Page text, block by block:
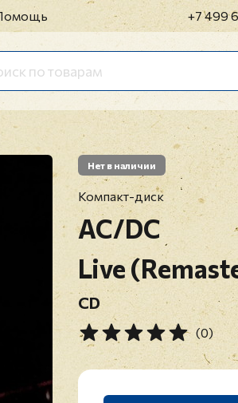
+7 499
Нет в наличии
Компакт-диск
AC/DC
Live
CD
(0)